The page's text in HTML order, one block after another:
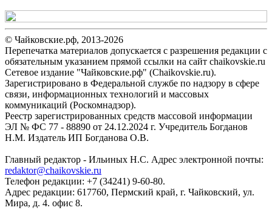
© Чайковские.рф, 2013-2026
Перепечатка материалов допускается с разрешения редакции с
обязательным указанием прямой ссылки на сайт chaikovskie.ru
Сетевое издание "Чайковские.рф" (Chaikovskie.ru).
Зарегистрировано в Федеральной службе по надзору в сфере
связи, информационных технологий и массовых
коммуникаций (Роскомнадзор).
Реестр зарегистрированных средств массовой информации
ЭЛ № ФС 77 - 88890 от 24.12.2024 г. Учредитель Богданов
Н.М. Издатель ИП Богданова О.В.
Главный редактор - Ильиных Н.С. Адрес электронной почты:
redaktor@chaikovskie.ru
Телефон редакции: +7 (34241) 9-60-80.
Адрес редакции: 617760, Пермский край, г. Чайковский, ул.
Мира, д. 4. офис 8.